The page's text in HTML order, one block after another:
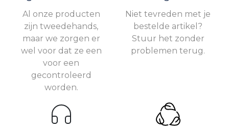
Al onze producten
zijn tweedehands,
maar we zorgen er
wel voor dat ze een
voor een
gecontroleerd
worden.
Niet tevreden met je
bestelde artikel?
Stuur het zonder
problemen terug.